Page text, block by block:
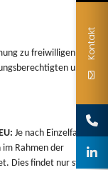
zu freiwilligen
um
Je nach Einzelfall
Rahmen der
Dies findet nur statt,
Kontakt